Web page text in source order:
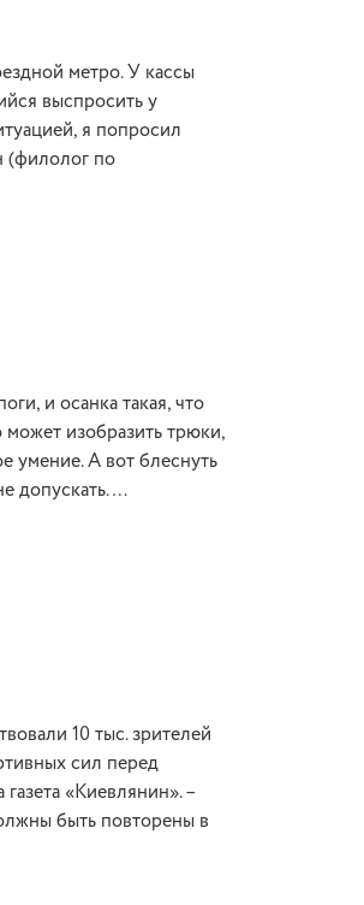
метро. У кассы
выспросить у
я попросил
(филолог по
и осанка такая, что
изобразить трюки,
умение. А вот блеснуть
допускать. …
10 тыс. зрителей
сил перед
«Киевлянин». –
быть повторены в